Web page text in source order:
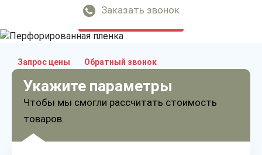
Заказать звонок
пленка в Воронеже
Запрос цены Обратный звонок
Укажите параметры
Чтобы мы смогли рассчитать стоимость
товаров.